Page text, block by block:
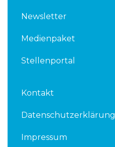
Newsletter
Medienpaket
Stellenportal
Kontakt
Datenschutzerklärung
Impressum